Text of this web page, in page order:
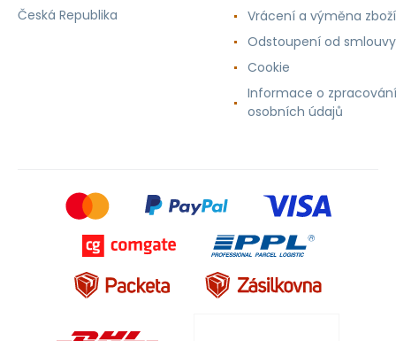
Česká Republika
Vrácení a výměna zboží
Odstoupení od smlouvy
Cookie
Informace o zpracování
osobních údajů